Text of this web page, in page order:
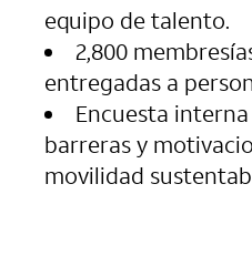
equipo de talento.
2,800
entregadas a
Encuesta
barreras y
movilidad